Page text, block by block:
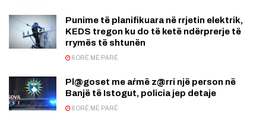
Punime të planifikuara në rrjetin elektrik,
KEDS tregon ku do të ketë ndërprerje të
rrymës të shtunën
6 ORË MË PARË
Pl@goset me aŕmë z@rri një person në
Banjë të Istogut, policia jep detaje
6 ORË MË PARË